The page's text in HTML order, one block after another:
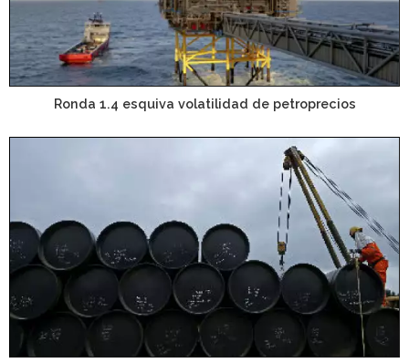
Ronda 1.4 esquiva volatilidad de petroprecios